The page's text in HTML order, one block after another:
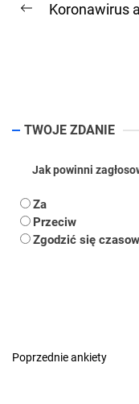
wpisu
Previous
Koronawirus
TWOJE ZDANIE
Jak powinni
Za
Przeciw
Zgodzić się
Poprzednie ankiety